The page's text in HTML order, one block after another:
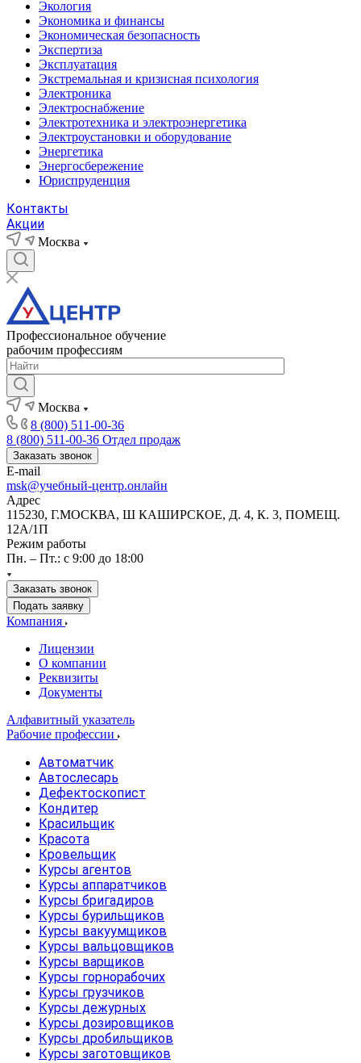
Экология
Экономика и финансы
Экономическая безопасность
Экспертиза
Эксплуатация
Экстремальная и кризисная психология
Электроника
Электроснабжение
Электротехника и электроэнергетика
Электроустановки и оборудование
Энергетика
Энергосбережение
Юриспруденция
Контакты
Акции
Москва
Профессиональное обучение
рабочим профессиям
Москва
8 (800) 511-00-36
8 (800) 511-00-36 Отдел продаж
Заказать звонок
E-mail
msk@учебный-центр.онлайн
Адрес
115230, Г.МОСКВА, Ш КАШИРСКОЕ, Д. 4, К. 3, ПОМЕЩ.
12А/1П
Режим работы
Пн. – Пт.: с 9:00 до 18:00
Заказать звонок
Подать заявку
Компания
Лицензии
О компании
Реквизиты
Документы
Алфавитный указатель
Рабочие профессии
Автоматчик
Автослесарь
Дефектоскопист
Кондитер
Красильщик
Красота
Кровельщик
Курсы агентов
Курсы аппаратчиков
Курсы бригадиров
Курсы бурильщиков
Курсы вакуумщиков
Курсы вальцовщиков
Курсы варщиков
Курсы горнорабочих
Курсы грузчиков
Курсы дежурных
Курсы дозировщиков
Курсы дробильщиков
Курсы заготовщиков